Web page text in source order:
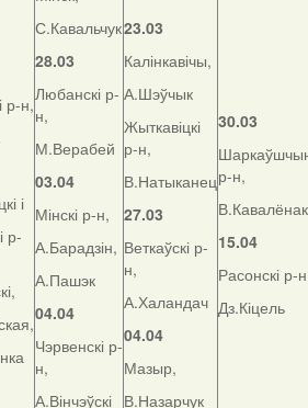
р-н,
і
р-
С.Кавальчук
28.03
Любанскі р-
н,
М.Верабей
03.04
Мінскі р-н,
А.Барадзін,
А.Пашэк
04.04
Чэрвенскі р-
н,
А.Вінчэўскі
23.03
Калінкавічы,
А.Шэўчык
Жыткавіцкі
р-н,
В.Натыканец
27.03
Веткаўскі р-
н,
А.Халандач
04.04
Мазыр,
В.Назарчук
30.03
р-н,
В.Кавалёнак
15.04
Расонскі р-
Дз.Кіцель